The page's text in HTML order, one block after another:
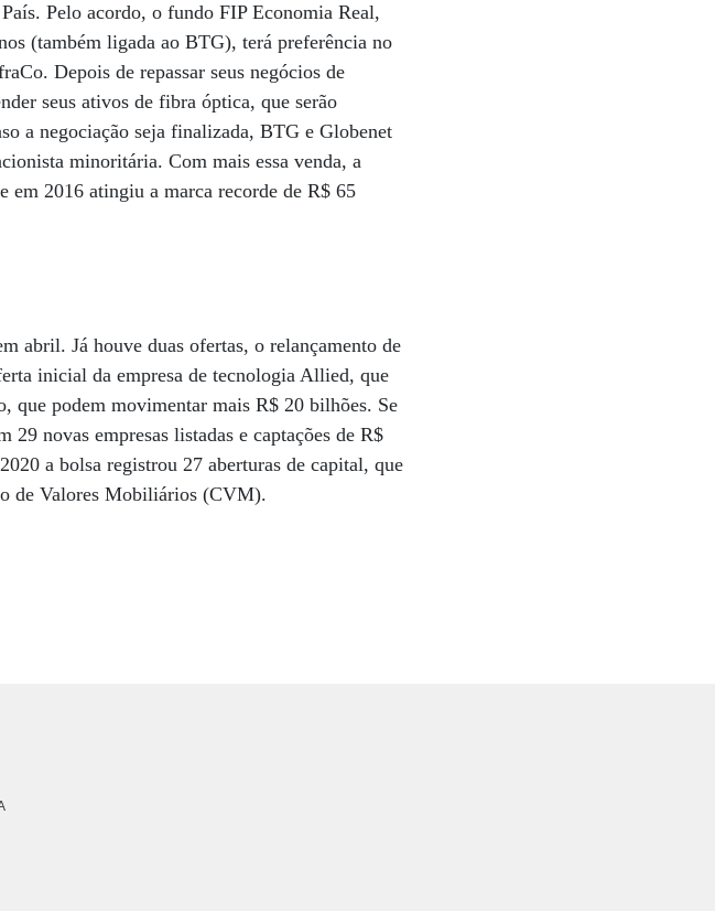
Pelo acordo, o fundo FIP Economia Real,
(também ligada ao BTG), terá preferência no
Depois de repassar seus negócios de
seus ativos de fibra óptica, que serão
a negociação seja finalizada, BTG e Globenet
minoritária. Com mais essa venda, a
em 2016 atingiu a marca recorde de R$ 65
abril. Já houve duas ofertas, o relançamento de
inicial da empresa de tecnologia Allied, que
que podem movimentar mais R$ 20 bilhões. Se
novas empresas listadas e captações de R$
a bolsa registrou 27 aberturas de capital, que
de Valores Mobiliários (CVM).